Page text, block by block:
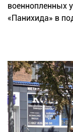
военнопленных
«Панихида» в